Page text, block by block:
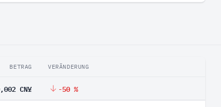
BETRAG VERÄNDERUNG
CN¥ -50 %